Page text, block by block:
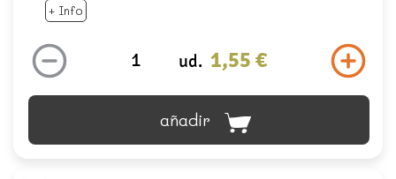
+ Info
ud. 1,55 €
añadir